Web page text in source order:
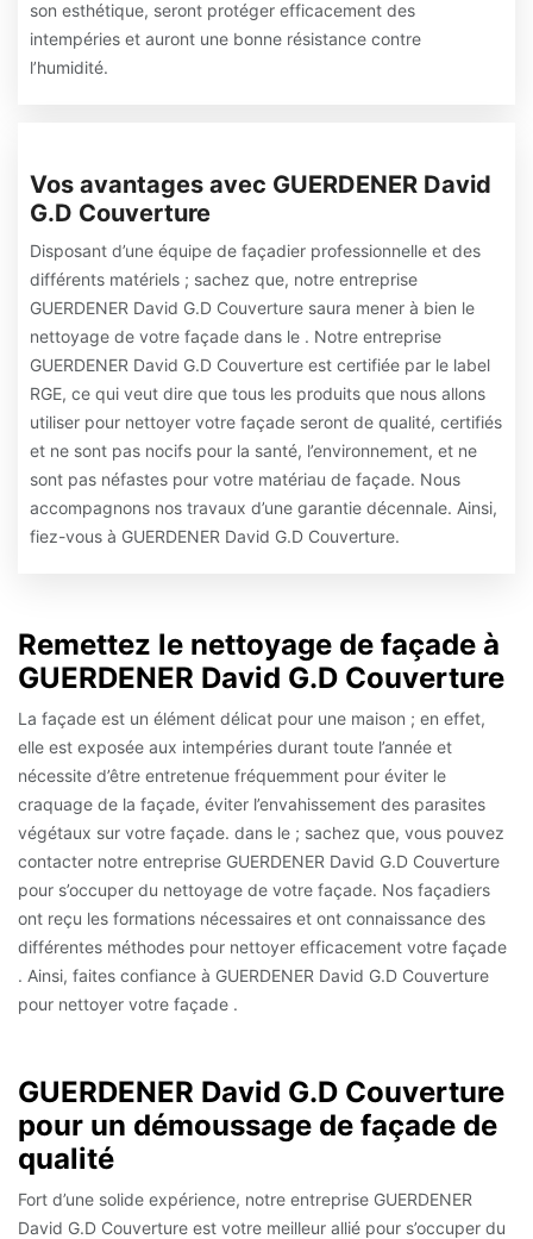
son esthétique, seront protéger efficacement des
intempéries et auront une bonne résistance contre
l’humidité.
Vos avantages avec GUERDENER David
G.D Couverture
Disposant d’une équipe de façadier professionnelle et des
différents matériels ; sachez que, notre entreprise
GUERDENER David G.D Couverture saura mener à bien le
nettoyage de votre façade dans le . Notre entreprise
GUERDENER David G.D Couverture est certifiée par le label
RGE, ce qui veut dire que tous les produits que nous allons
utiliser pour nettoyer votre façade seront de qualité, certifiés
et ne sont pas nocifs pour la santé, l’environnement, et ne
sont pas néfastes pour votre matériau de façade. Nous
accompagnons nos travaux d’une garantie décennale. Ainsi,
fiez-vous à GUERDENER David G.D Couverture.
Remettez le nettoyage de façade à
GUERDENER David G.D Couverture
La façade est un élément délicat pour une maison ; en effet,
elle est exposée aux intempéries durant toute l’année et
nécessite d’être entretenue fréquemment pour éviter le
craquage de la façade, éviter l’envahissement des parasites
végétaux sur votre façade. dans le ; sachez que, vous pouvez
contacter notre entreprise GUERDENER David G.D Couverture
pour s’occuper du nettoyage de votre façade. Nos façadiers
ont reçu les formations nécessaires et ont connaissance des
différentes méthodes pour nettoyer efficacement votre façade
. Ainsi, faites confiance à GUERDENER David G.D Couverture
pour nettoyer votre façade .
GUERDENER David G.D Couverture
pour un démoussage de façade de
qualité
Fort d’une solide expérience, notre entreprise GUERDENER
David G.D Couverture est votre meilleur allié pour s’occuper du